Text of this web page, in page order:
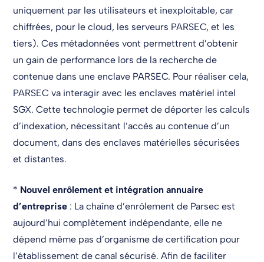
uniquement par les utilisateurs et inexploitable, car
chiffrées, pour le cloud, les serveurs PARSEC, et les
tiers). Ces métadonnées vont permettrent d’obtenir
un gain de performance lors de la recherche de
contenue dans une enclave PARSEC. Pour réaliser cela,
PARSEC va interagir avec les enclaves matériel intel
SGX. Cette technologie permet de déporter les calculs
d’indexation, nécessitant l’accès au contenue d’un
document, dans des enclaves matérielles sécurisées
et distantes.
* Nouvel enrôlement et intégration annuaire
d’entreprise : La chaîne d’enrôlement de Parsec est
aujourd’hui complètement indépendante, elle ne
dépend même pas d’organisme de certification pour
l’établissement de canal sécurisé. Afin de faciliter